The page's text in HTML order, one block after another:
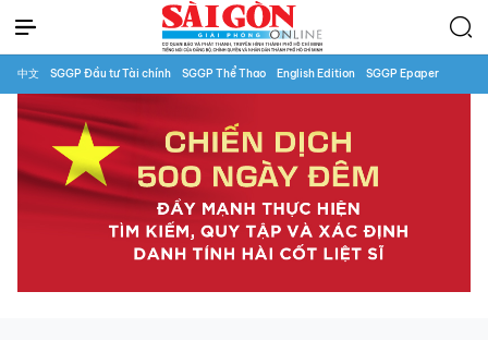
中文 SGGP Đầu tư Tài chính SGGP Thể Thao English Edition SGGP Epaper